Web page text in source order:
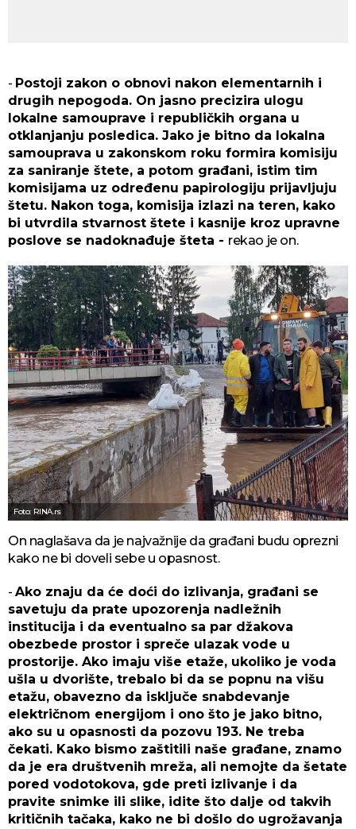
- Postoji zakon o obnovi nakon elementarnih i
drugih nepogoda. On jasno precizira ulogu
lokalne samouprave i republičkih organa u
otklanjanju posledica. Jako je bitno da lokalna
samouprava u zakonskom roku formira komisiju
za saniranje štete, a potom građani, istim tim
komisijama uz određenu papirologiju prijavljuju
štetu. Nakon toga, komisija izlazi na teren, kako
bi utvrdila stvarnost štete i kasnije kroz upravne
poslove se nadoknađuje šteta - rekao je on.
Foto: RINA.rs
On naglašava da je najvažnije da građani budu oprezni
kako ne bi doveli sebe u opasnost.
-Ako znaju da će doći do izlivanja, građani se
savetuju da prate upozorenja nadležnih
institucija i da eventualno sa par džakova
obezbede prostor i spreče ulazak vode u
prostorije. Ako imaju više etaže, ukoliko je voda
ušla u dvorište, trebalo bi da se popnu na višu
etažu, obavezno da isključe snabdevanje
električnom energijom i ono što je jako bitno,
ako su u opasnosti da pozovu 193. Ne treba
čekati. Kako bismo zaštitili naše građane, znamo
da je era društvenih mreža, ali nemojte da šetate
pored vodotokova, gde preti izlivanje i da
pravite snimke ili slike, idite što dalje od takvih
kritičnih tačaka, kako ne bi došlo do ugrožavanja